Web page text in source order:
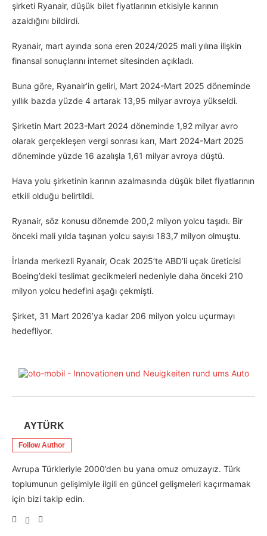
şirketi Ryanair, düşük bilet fiyatlarının etkisiyle karının
azaldığını bildirdi.
Ryanair, mart ayında sona eren 2024/2025 mali yılına ilişkin
finansal sonuçlarını internet sitesinden açıkladı.
Buna göre, Ryanair’in geliri, Mart 2024-Mart 2025 döneminde
yıllık bazda yüzde 4 artarak 13,95 milyar avroya yükseldi.
Şirketin Mart 2023-Mart 2024 döneminde 1,92 milyar avro
olarak gerçekleşen vergi sonrası karı, Mart 2024-Mart 2025
döneminde yüzde 16 azalışla 1,61 milyar avroya düştü.
Hava yolu şirketinin karının azalmasında düşük bilet fiyatlarının
etkili olduğu belirtildi.
Ryanair, söz konusu dönemde 200,2 milyon yolcu taşıdı. Bir
önceki mali yılda taşınan yolcu sayısı 183,7 milyon olmuştu.
İrlanda merkezli Ryanair, Ocak 2025’te ABD’li uçak üreticisi
Boeing’deki teslimat gecikmeleri nedeniyle daha önceki 210
milyon yolcu hedefini aşağı çekmişti.
Şirket, 31 Mart 2026’ya kadar 206 milyon yolcu uçurmayı
hedefliyor.
AYTÜRK
Follow Author
Avrupa Türkleriyle 2000’den bu yana omuz omuzayız. Türk
toplumunun gelişimiyle ilgili en güncel gelişmeleri kaçırmamak
için bizi takip edin.